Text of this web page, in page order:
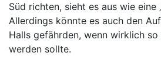
Süd richten, sieht es aus wie eine
Allerdings könnte es auch den
Halls gefährden, wenn wirklich
werden sollte.